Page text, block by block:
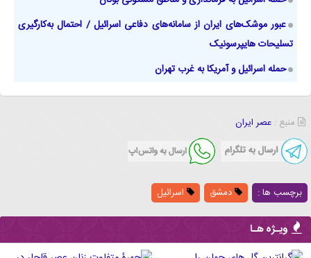
عبور موشک‌های ایران از سامانه‌های دفاعی اسرائیل / احتمال به‌کارگیری
تسلیحات هایپرسونیک
حمله اسرائیل و آمریکا به غرب تهران
منبع : عصر ایران
برچسب ها : دمشق اسرائیل
ویـژه هـا